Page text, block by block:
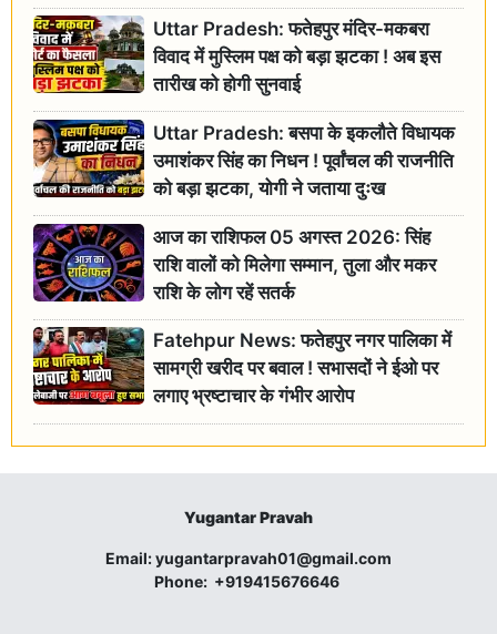
Uttar Pradesh: फतेहपुर मंदिर-मकबरा
विवाद में मुस्लिम पक्ष को बड़ा झटका ! अब इस
तारीख को होगी सुनवाई
Uttar Pradesh: बसपा के इकलौते विधायक
उमाशंकर सिंह का निधन ! पूर्वांचल की राजनीति
को बड़ा झटका, योगी ने जताया दुःख
आज का राशिफल 05 अगस्त 2026: सिंह
राशि वालों को मिलेगा सम्मान, तुला और मकर
राशि के लोग रहें सतर्क
Fatehpur News: फतेहपुर नगर पालिका में
सामग्री खरीद पर बवाल ! सभासदों ने ईओ पर
लगाए भ्रष्टाचार के गंभीर आरोप
Yugantar Pravah
Email:yugantarpravah01@gmail.com
Phone: +919415676646